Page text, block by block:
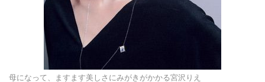
母になって、ますます美しさにみがきがかかる宮沢りえ